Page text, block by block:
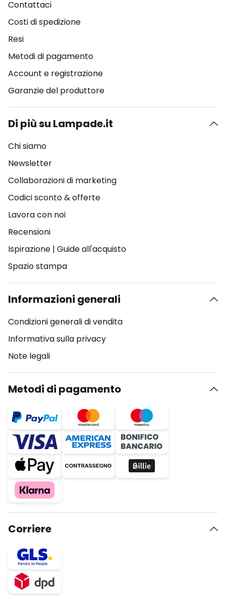
Contattaci
Costi di spedizione
Resi
Metodi di pagamento
Account e registrazione
Garanzie del produttore
Di più su Lampade.it
Chi siamo
Newsletter
Collaborazioni di marketing
Codici sconto & offerte
Lavora con noi
Recensioni
Ispirazione | Guide all'acquisto
Spazio stampa
Informazioni generali
Condizioni generali di vendita
Informativa sulla privacy
Note legali
Metodi di pagamento
Corriere